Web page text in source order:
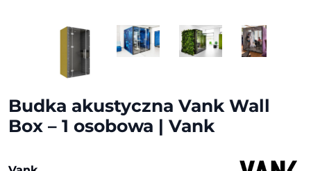
Budka akustyczna Vank Wall
Box – 1 osobowa | Vank